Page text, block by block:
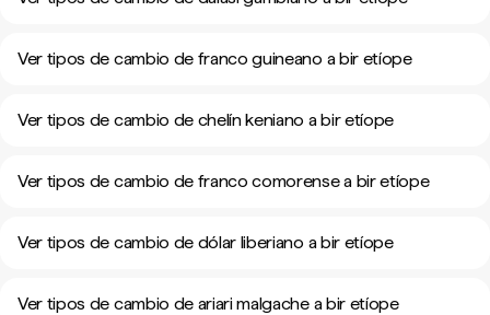
Ver tipos de cambio de franco guineano a bir etíope
Ver tipos de cambio de chelín keniano a bir etíope
Ver tipos de cambio de franco comorense a bir etíope
Ver tipos de cambio de dólar liberiano a bir etíope
Ver tipos de cambio de ariari malgache a bir etíope